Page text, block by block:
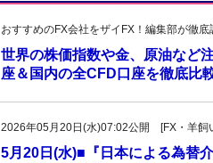
おすすめのFX会社をザイFX！編集部が徹底
世界の株価指数や金、原油など
座＆国内の全CFD口座を徹底比
2026年05月20日(水)07:02公開 [FX・羊飼
5月20日(水)■『日本による為替